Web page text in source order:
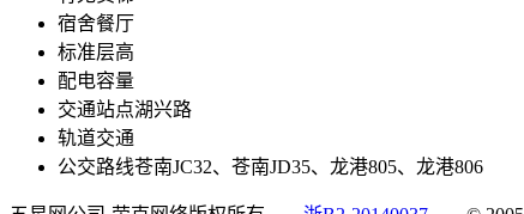
宿舍餐厅
标准层高
配电容量
交通站点湖兴路
轨道交通
公交路线苍南JC32、苍南JD35、龙港805、龙港806